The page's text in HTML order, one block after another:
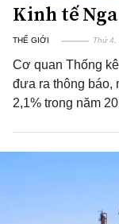
Kinh tế
THẾ GIỚI Thứ
Cơ quan Thống
đưa ra thông báo,
2,1% trong năm